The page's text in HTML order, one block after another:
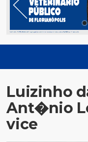
Luizinho
Ant�nio
vice